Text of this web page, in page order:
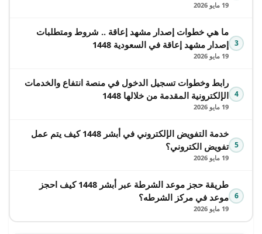
19 مايو 2026
3
ما هي خطوات إصدار مشهد إعاقة .. شروط ومتطلبات
إصدار مشهد إعاقة في السعودية 1448
19 مايو 2026
4
رابط وخطوات تسجيل الدخول في منصة انتفاع والخدمات
الإلكترونية المقدمة من خلالها 1448
19 مايو 2026
5
خدمة التفويض الإلكتروني في أبشر 1448 كيف يتم عمل
تفويض الكتروني؟
19 مايو 2026
6
طريقة حجز موعد الشرطة عبر أبشر 1448 كيف احجز
موعد في مركز الشرطه؟
19 مايو 2026